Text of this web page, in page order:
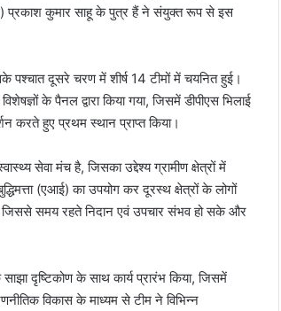
प्रकाश कुमार साहू के पुत्र हैं ने संयुक्त रूप से इस
पश्चात दूसरे चरण में शीर्ष 14 टीमों में चयनित हुई।
के पैनल द्वारा किया गया, जिसमें डीपीएस भिलाई
करते हुए प्रथम स्थान प्राप्त किया।
सेवा मंच है, जिसका उद्देश्य ग्रामीण क्षेत्रों में
(एआई) का उपयोग कर दूरस्थ क्षेत्रों के लोगों
जिससे समय रहते निदान एवं उपचार संभव हो सके और
दृष्टिकोण के साथ कार्य प्रारंभ किया, जिसमें
विकास के माध्यम से टीम ने विभिन्न